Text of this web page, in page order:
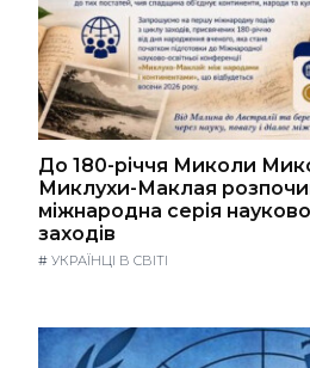
До 180-річчя Миколи
Миклухи-Маклая
міжнародна серія
заходів
# УКРАЇНЦІ В СВІТІ